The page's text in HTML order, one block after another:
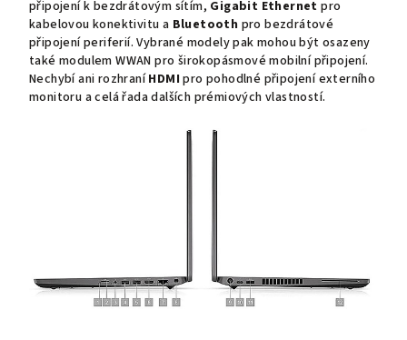
připojení k bezdrátovým sítím, Gigabit Ethernet pro
kabelovou konektivitu a Bluetooth pro bezdrátové
připojení periferií. Vybrané modely pak mohou být osazeny
také modulem WWAN pro širokopásmové mobilní připojení.
Nechybí ani rozhraníHDMI pro pohodlné připojení externího
monitoru a celá řada dalších prémiových vlastností.